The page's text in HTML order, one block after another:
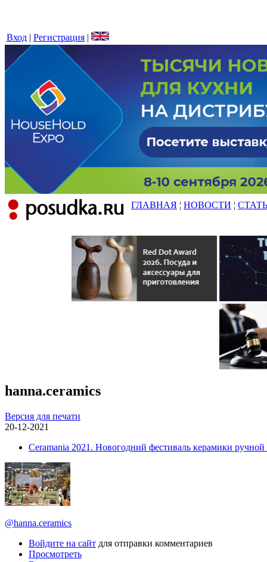
Вход | Регистрация |
ГЛАВНАЯ ¦ НОВОСТИ ¦
hanna.ceramics
Версия для печати
20-12-2021
Ceramania 2021. Новогодний фестиваль керамики ручной
@hanna.ceramics
Войдите на сайт для отправки комментариев
Просмотреть